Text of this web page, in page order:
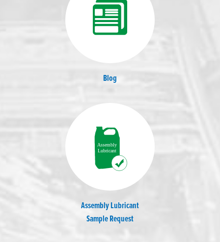
Blog
Assembly Lubricant
Sample Request